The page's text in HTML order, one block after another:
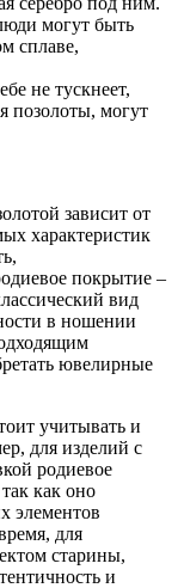
могут быть
сплаве,
не тускнеет,
позолоты, могут
зависит от
характеристик
покрытие –
вид
в ношении
ювелирные
учитывать и
для изделий с
родиевое
как оно
элементов
для
старины,
и